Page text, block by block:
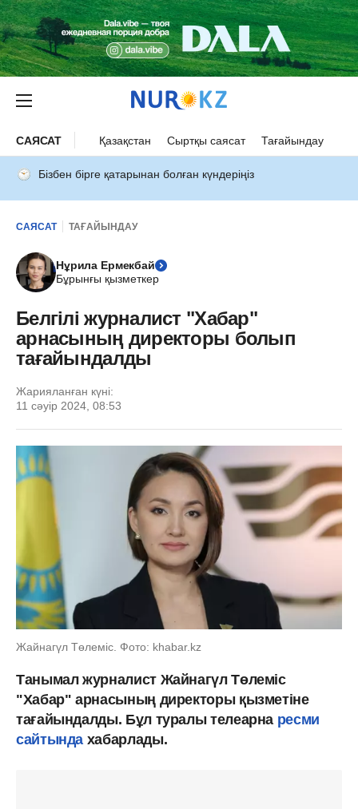
САЯСАТ Қазақстан Сыртқы саясат Тағайындау
Бізбен бірге қатарынан болған күндеріңіз
САЯСАТ ТАҒАЙЫНДАУ
Нұрила Ермекбай
Бұрынғы қызметкер
Белгілі журналист "Хабар"
арнасының директоры болып
тағайындалды
Жарияланған күні:
11 сәуір 2024, 08:53
Жайнагүл Төлеміс. Фото: khabar.kz
Танымал журналист Жайнагүл Төлеміс
"Хабар" арнасының директоры қызметіне
тағайындалды. Бұл туралы телеарна ресми
сайтында хабарлады.